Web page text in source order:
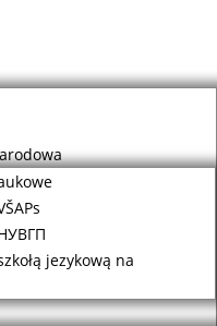
jezykową na